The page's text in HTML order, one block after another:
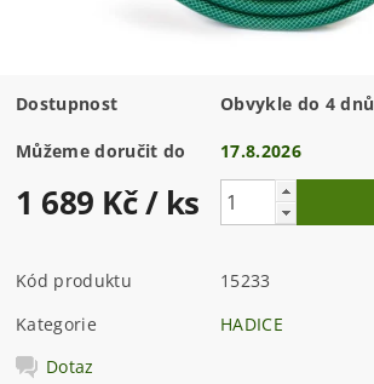
Dostupnost Obvykle do 4 dnů
Můžeme doručit do 17.8.2026
1 689 Kč/ ks
Kód produktu
15233
Kategorie
HADICE
Dotaz